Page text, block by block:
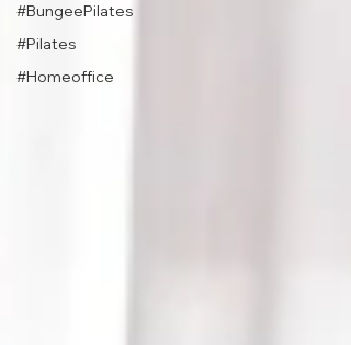
#BungeePilates
#Pilates
#Homeoffice